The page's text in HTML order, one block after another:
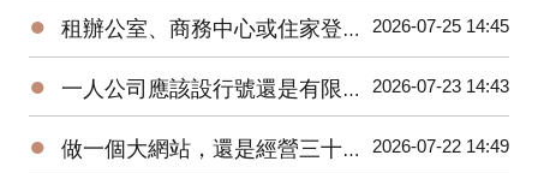
● 租辦公室、商務中心或住家登記，哪一種最划算？ 2026-07-25 14:45
● 一人公司應該設行號還是有限公司？不要只看設立成本 2026-07-23 14:43
● 做一個大網站，還是經營三十個垂直網站？ 2026-07-22 14:49